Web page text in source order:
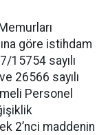
göre istihdam
15754 sayılı
26566 sayılı
Personel
2’nci maddenin